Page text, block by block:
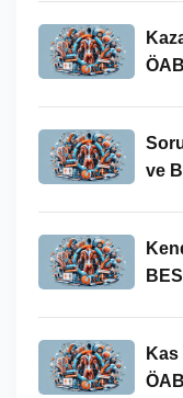
ve
Kas